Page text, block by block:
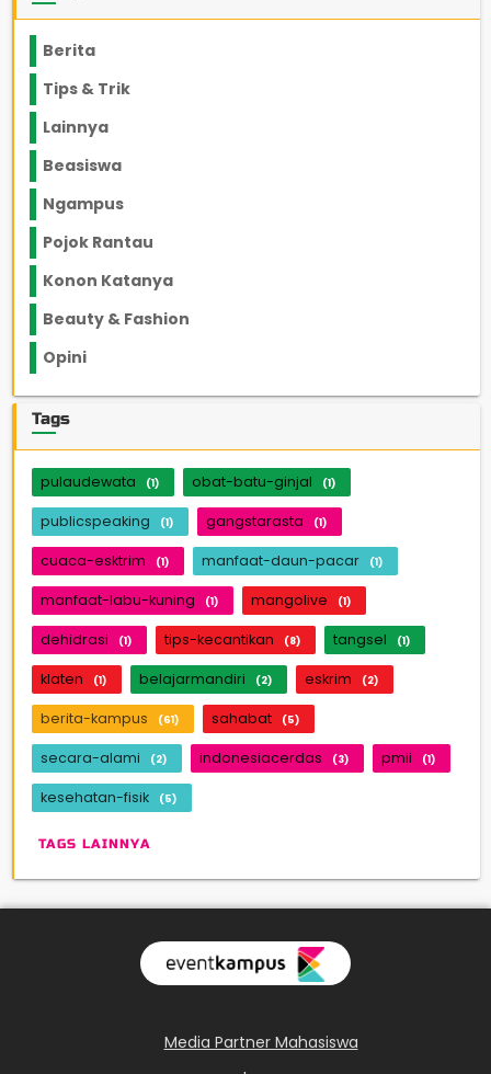
Berita
Tips & Trik
Lainnya
Beasiswa
Ngampus
Pojok Rantau
Konon Katanya
Beauty & Fashion
Opini
Tags
pulaudewata (1) obat-batu-ginjal (1)
publicspeaking (1) gangstarasta (1)
cuaca-esktrim (1) manfaat-daun-pacar (1)
manfaat-labu-kuning (1) mangolive (1)
dehidrasi (1) tips-kecantikan (8) tangsel (1)
klaten (1) belajarmandiri (2) eskrim (2)
berita-kampus (61) sahabat (5)
secara-alami (2) indonesiacerdas (3) pmii (1)
kesehatan-fisik (5)
TAGS LAINNYA
Media Partner Mahasiswa